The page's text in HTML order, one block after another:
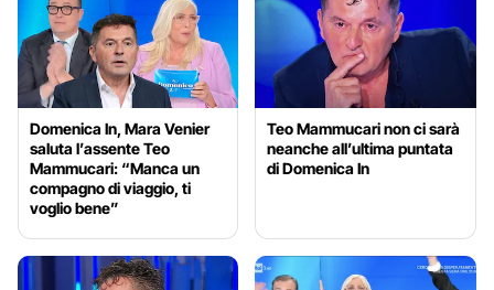
Domenica In, Mara Venier
saluta l’assente Teo
Mammucari: “Manca un
compagno di viaggio, ti
voglio bene”
Teo Mammucari non ci sarà
neanche all’ultima puntata
di Domenica In